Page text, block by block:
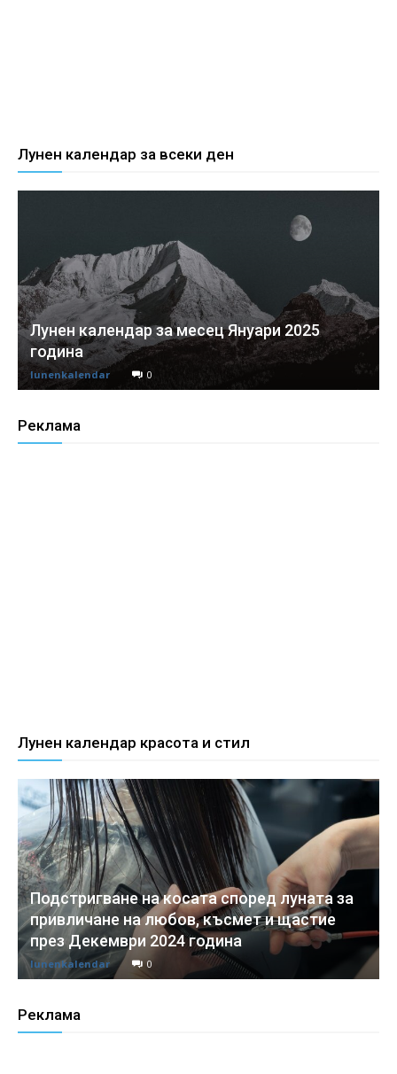
Лунен календар за всеки ден
Лунен календар за месец Януари 2025
година
lunenkalendar 0
Реклама
Лунен календар красота и стил
Подстригване на косата според луната за
привличане на любов, късмет и щастие
през Декември 2024 година
lunenkalendar 0
Реклама